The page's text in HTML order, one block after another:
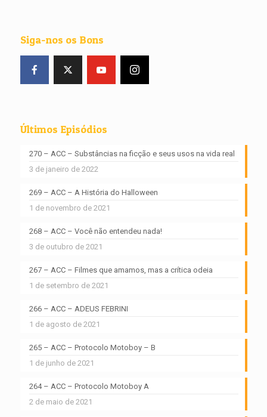
Siga-nos os Bons
Últimos Episódios
270 – ACC – Substâncias na ficção e seus usos na vida real
3 de janeiro de 2022
269 – ACC – A História do Halloween
1 de novembro de 2021
268 – ACC – Você não entendeu nada!
3 de outubro de 2021
267 – ACC – Filmes que amamos, mas a crítica odeia
1 de setembro de 2021
266 – ACC – ADEUS FEBRINI
1 de agosto de 2021
265 – ACC – Protocolo Motoboy – B
1 de junho de 2021
264 – ACC – Protocolo Motoboy A
2 de maio de 2021